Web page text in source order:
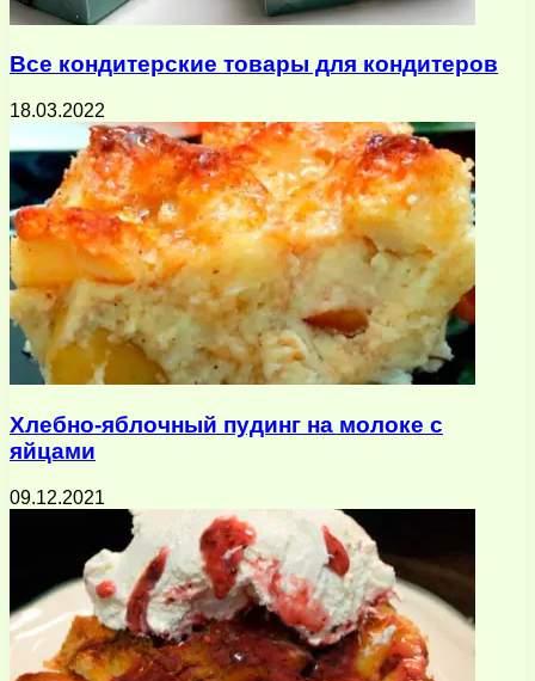
Все кондитерские товары для кондитеров
18.03.2022
Хлебно-яблочный пудинг на молоке с
яйцами
09.12.2021